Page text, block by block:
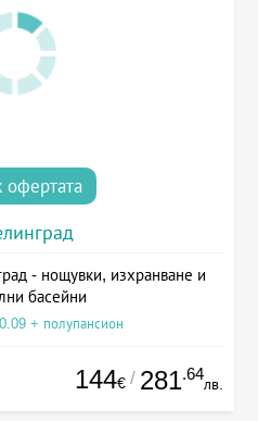
офертата
- нощувки, изхранване и
басейни
+ полупансион
144€ / 281.64
лв.